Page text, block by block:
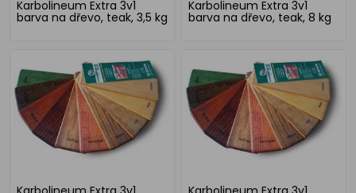
Karbolineum Extra 3v1
barva na dřevo, teak, 3,5 kg
Karbolineum Extra 3v1
barva na dřevo, teak, 8 kg